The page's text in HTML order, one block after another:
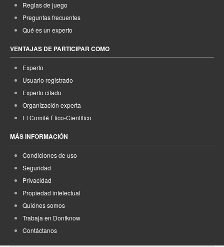
Reglas de juego
Preguntas frecuentes
Qué es un experto
VENTAJAS DE PARTICIPAR COMO
Experto
Usuario registrado
Experto citado
Organización experta
El Comité Ético-Científico
MÁS INFORMACIÓN
Condiciones de uso
Seguridad
Privacidad
Propiedad intelectual
Quiénes somos
Trabaja en Dontknow
Contáctanos